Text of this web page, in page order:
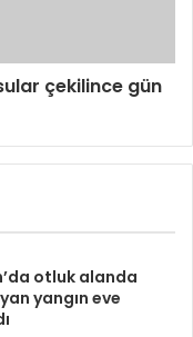
çekilince gün
otluk alanda
yangın eve